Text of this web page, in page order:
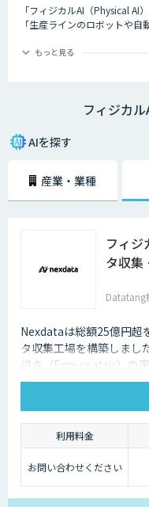
「フィジカルAI（Physical AI
「生産ラインのロボットや
術」です。
もっと見る
フィジカ
AIを探す
産業・業種
フィジ
タ収集
Datatang
Nexdataは総額25億円超
タ収集工場を構築しまし
視点（Ego-centric）の
ら、環境認識・意思決定
トまで、フィジカルAI開
ーションを提供いたしま
利用料金
お問い合わせください